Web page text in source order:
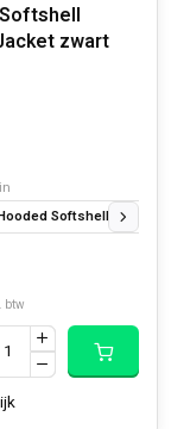
zwart
Softshell Jack Zwart S
btw